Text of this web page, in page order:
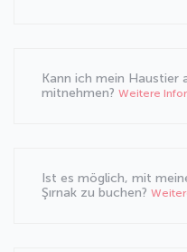
Kann ich mein Haustier
mitnehmen? Weitere
Ist es möglich, mit
Şırnak zu buchen?